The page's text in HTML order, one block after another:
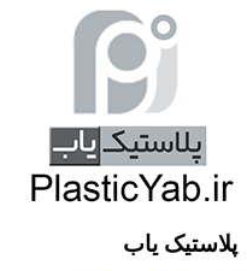
پلاستیک یاب